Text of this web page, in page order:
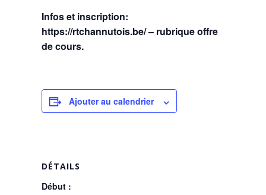
Infos et inscription:
https://rtchannutois.be/ – rubrique offre
de cours.
Ajouter au calendrier
DÉTAILS
Début :